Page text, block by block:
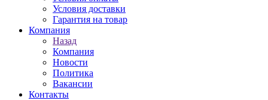
Условия доставки
Гарантия на товар
Компания
Назад
Компания
Новости
Политика
Вакансии
Контакты